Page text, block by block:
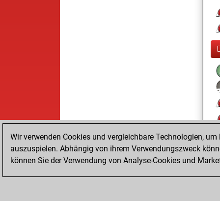
Wir verwenden Cookies und vergleichbare Technologien,
auszuspielen. Abhängig von ihrem Verwendungszweck
können Sie der Verwendung von Analyse-Cookies und